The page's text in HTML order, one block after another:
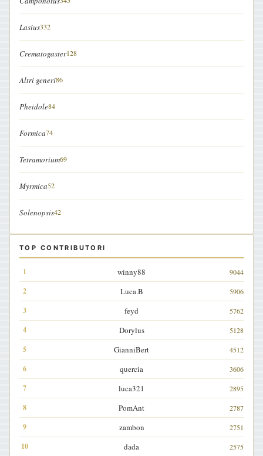
Lasius332
Crematogaster128
Altri generi86
Pheidole84
Formica74
Tetramorium69
Myrmica52
Solenopsis42
TOP CONTRIBUTORI
winny88 9044
Luca.B 5906
feyd 5762
Dorylus 5128
GianniBert 4512
quercia 3606
luca321 2895
PomAnt 2787
zambon 2751
dada 2575